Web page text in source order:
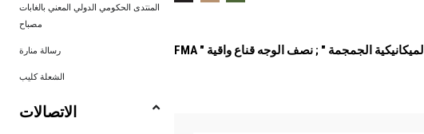
المنتدى الحكومي الدولي المعني بالغابات
مصباح
رسالة منارة
الشعلة كليب
الاتصالات
FMA " الميكانيكية الجمجمة " ; نصف الوجه قناع واقية